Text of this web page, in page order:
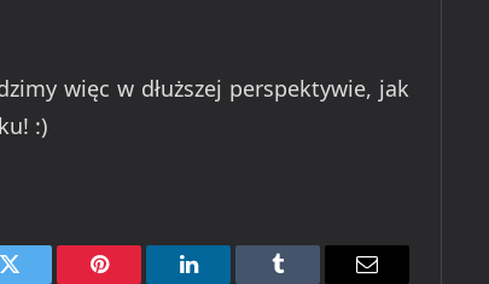
więc w dłuższej perspektywie, jak
:)